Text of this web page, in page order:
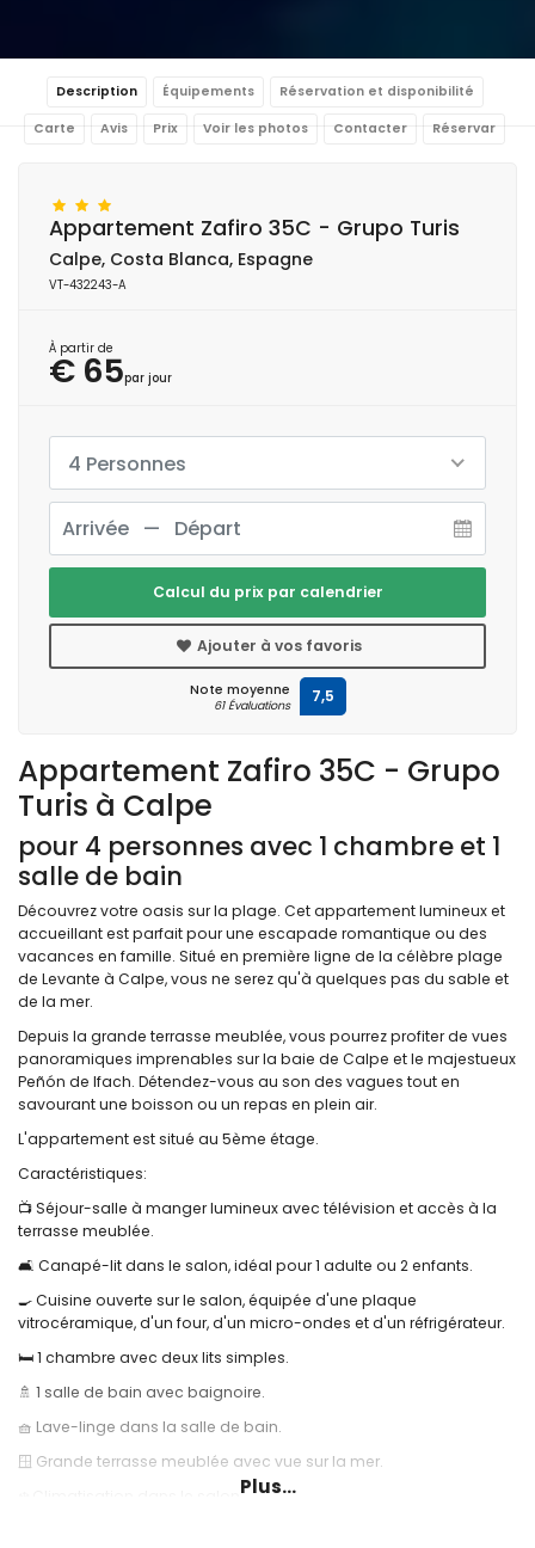
Description Équipements Réservation et disponibilité
Carte Avis Prix Voir les photos Contacter Réservar
Appartement Zafiro 35C - Grupo
Turis à Calpe
pour 4 personnes avec 1 chambre et 1
salle de bain
Découvrez votre oasis sur la plage. Cet appartement lumineux et
accueillant est parfait pour une escapade romantique ou des
vacances en famille. Situé en première ligne de la célèbre plage
de Levante à Calpe, vous ne serez qu'à quelques pas du sable et
de la mer.
Depuis la grande terrasse meublée, vous pourrez profiter de vues
panoramiques imprenables sur la baie de Calpe et le majestueux
Peñón de Ifach. Détendez-vous au son des vagues tout en
savourant une boisson ou un repas en plein air.
L'appartement est situé au 5ème étage.
Caractéristiques:
📺 Séjour-salle à manger lumineux avec télévision et accès à la
terrasse meublée.
🛋️ Canapé-lit dans le salon, idéal pour 1 adulte ou 2 enfants.
🍳 Cuisine ouverte sur le salon, équipée d'une plaque
vitrocéramique, d'un four, d'un micro-ondes et d'un réfrigérateur.
🛏️ 1 chambre avec deux lits simples.
🚿 1 salle de bain avec baignoire.
🧺 Lave-linge dans la salle de bain.
🪟 Grande terrasse meublée avec vue sur la mer.
❄️ Climatisation dans le salon.Plus...
Appartement Zafiro 35C - Grupo Turis
Calpe, Costa Blanca, Espagne
VT-432243-A
À partir de
€ 65par jour
4 Personnes
Calcul du prix par calendrier
Ajouter à vos favoris
Note moyenne
61 Évaluations 7,5